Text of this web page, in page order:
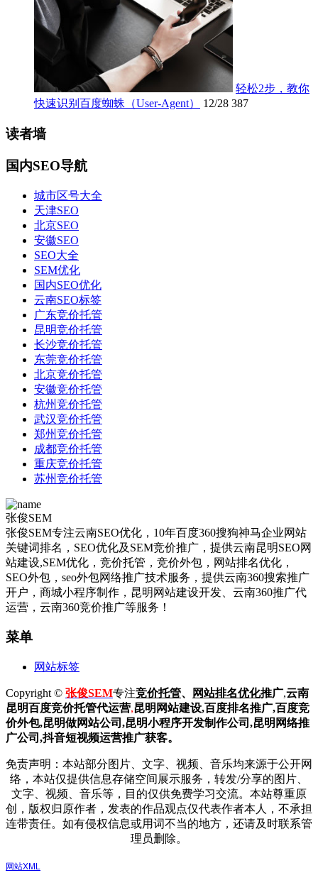
轻松2步，教你
快速识别百度蜘蛛（User-Agent）
12/28 387
读者墙
国内SEO导航
城市区号大全
天津SEO
北京SEO
安徽SEO
SEO大全
SEM优化
国内SEO优化
云南SEO标签
广东竞价托管
昆明竞价托管
长沙竞价托管
东莞竞价托管
北京竞价托管
安徽竞价托管
杭州竞价托管
武汉竞价托管
郑州竞价托管
成都竞价托管
重庆竞价托管
苏州竞价托管
张俊SEM
张俊SEM专注云南SEO优化，10年百度360搜狗神马企业网站
关键词排名，SEO优化及SEM竞价推广，提供云南昆明SEO网
站建设,SEM优化，竞价托管，竞价外包，网站排名优化，
SEO外包，seo外包网络推广技术服务，提供云南360搜索推广
开户，商城小程序制作，昆明网站建设开发、云南360推广代
运营，云南360竞价推广等服务！
菜单
网站标签
Copyright © 张俊SEM专注竞价托管、 网站排名优化推广,云南
昆明百度竞价托管代运营,昆明网站建设,百度排名推广,百度竞
价外包,昆明做网站公司,昆明小程序开发制作公司,昆明网络推
广公司,抖音短视频运营推广获客。
免责声明：本站部分图片、文字、视频、音乐均来源于公开网
络，本站仅提供信息存储空间展示服务，转发/分享的图片、
文字、视频、音乐等，目的仅供免费学习交流。本站尊重原
创，版权归原作者，发表的作品观点仅代表作者本人，不承担
连带责任。如有侵权信息或用词不当的地方，还请及时联系管
理员删除。
网站XML